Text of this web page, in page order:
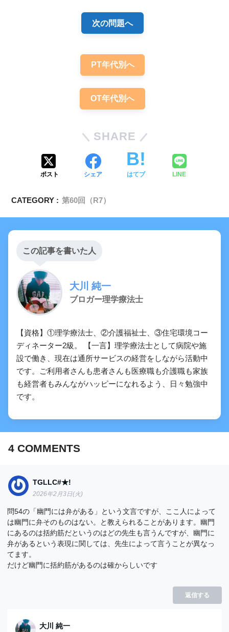
【共通のみ】消化（消化酵素）について
の問題「まとめ・解説」
次の問題へ
PT年代別へ
OT年代別へ
SHARE
ポスト シェア はてブ LINE
CATEGORY : 第60回（R7）
この記事を書いた人
大川 純一
ブロガー理学療法士
【資格】①理学療法士、②介護福祉士、③住宅環境コー
ディネーター2級。 【一言】理学療法士として病院や施
設で働き、現在は通所サービスの経営をしながら活動中
です。ご利用者さんも患者さんも医療職も介護職も家族
も経営者もみんながハッピーになれるよう、日々勉強中
です。
4COMMENTS
TGLLC#★!
2026年2月3日(火)
問54の「幽門には弁がある」という文言ですが、ここ人によって
は幽門に弁そのものはない。と教えられることがあります。幽門
にあるのは括約筋だというのはどの先生も言うんですが、幽門に
弁があるという表現に関しては、先生によって言うことが異なっ
てます。
だけど幽門に括約筋があるのは確からしいです
返信する
大川 純一